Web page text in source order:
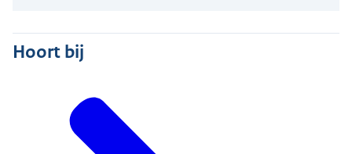
Hoort bij